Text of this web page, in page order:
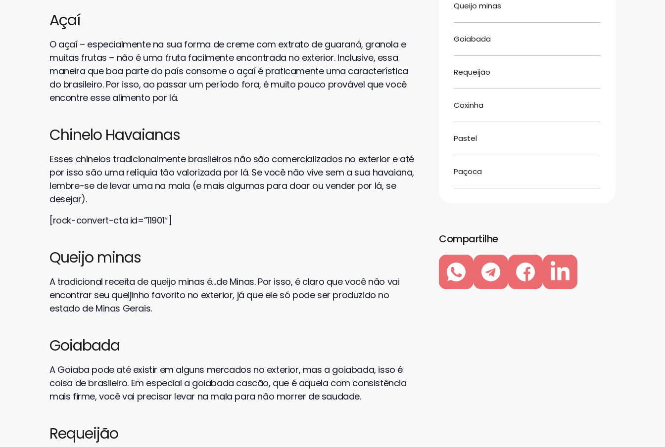
Açaí
O açaí – especialmente na sua forma de creme com extrato de guaraná, granola e
muitas frutas – não é uma fruta facilmente encontrada no exterior. Inclusive, essa
maneira que boa parte do país consome o açaí é praticamente uma característica
do brasileiro. Por isso, ao passar um período fora, é muito pouco provável que você
encontre esse alimento por lá.
Chinelo Havaianas
Esses chinelos tradicionalmente brasileiros não são comercializados no exterior e até
por isso são uma relíquia tão valorizada por lá. Se você não vive sem a sua havaiana,
lembre-se de levar uma na mala (e mais algumas para doar ou vender por lá, se
desejar).
[rock-convert-cta id=”11901″]
Queijo minas
A tradicional receita de queijo minas é…de Minas. Por isso, é claro que você não vai
encontrar seu queijinho favorito no exterior, já que ele só pode ser produzido no
estado de Minas Gerais.
Goiabada
A Goiaba pode até existir em alguns mercados no exterior, mas a goiabada, isso é
coisa de brasileiro. Em especial a goiabada cascão, que é aquela com consistência
mais firme, você vai precisar levar na mala para não morrer de saudade.
Requeijão
Queijo minas
Goiabada
Requeijão
Coxinha
Pastel
Paçoca
Compartilhe